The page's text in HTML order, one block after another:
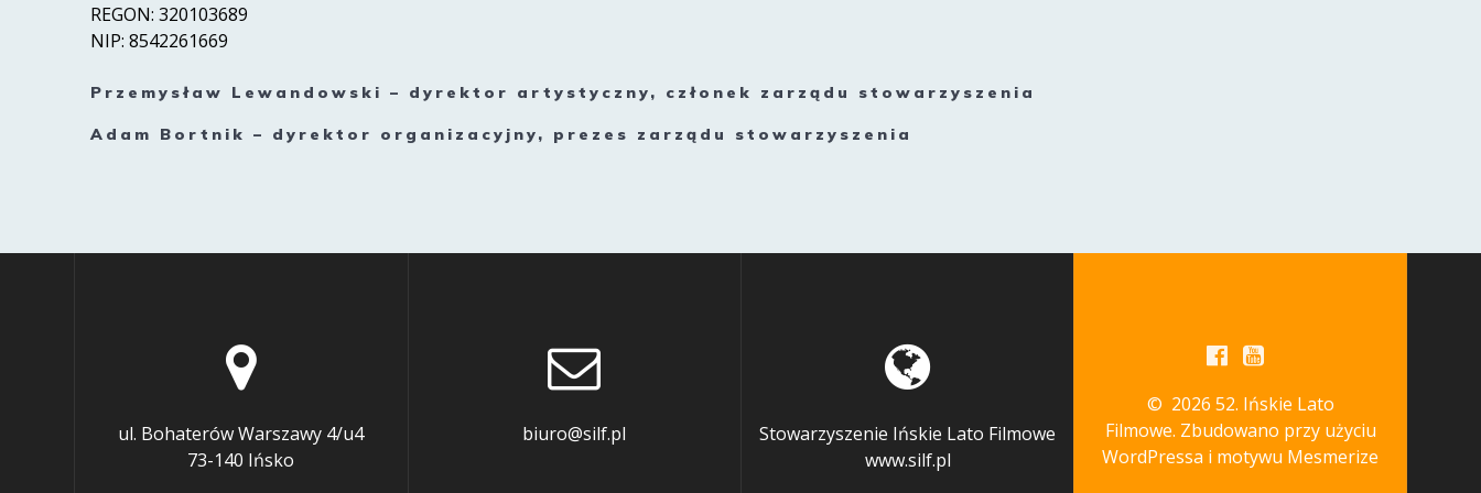
REGON: 320103689
NIP: 8542261669
Przemysław Lewandowski – dyrektor artystyczny, członek zarządu stowarzyszenia
Adam Bortnik – dyrektor organizacyjny, prezes zarządu stowarzyszenia
ul. Bohaterów Warszawy 4/u4
73-140 Ińsko
biuro@silf.pl
Stowarzyszenie Ińskie Lato Filmowe
www.silf.pl
© 2026 52. Ińskie Lato
Filmowe. Zbudowano przy użyciu
WordPressa i motywu Mesmerize